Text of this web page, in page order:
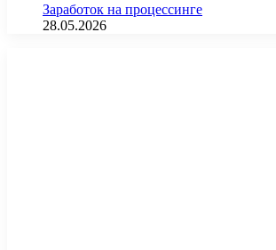
Заработок на процессинге
28.05.2026